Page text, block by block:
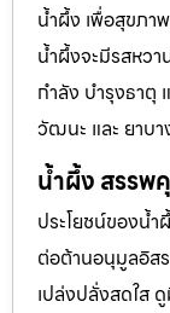
น้ำผึ้ง เพื่อสุขภา
น้ำผึ้งจะมีรสหว
กำลัง บำรุงธาตุ
วัฒนะ และ ยาบ
น้ำผึ้ง สรรพ
ประโยชน์ของน้
ต่อต้านอนุมูลอิส
เปล่งปลั่งสดใส